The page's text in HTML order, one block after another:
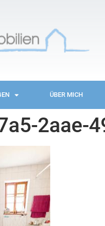
ÜBER MICH
2aae-